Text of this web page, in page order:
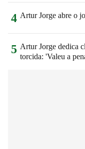
4 Artur Jorge abre o
5 Artur Jorge dedica
torcida: 'Valeu a